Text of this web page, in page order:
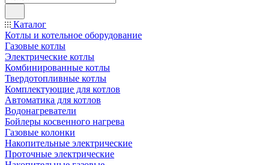
Каталог
Котлы и котельное оборудование
Газовые котлы
Электрические котлы
Комбинированные котлы
Твердотопливные котлы
Комплектующие для котлов
Автоматика для котлов
Водонагреватели
Бойлеры косвенного нагрева
Газовые колонки
Накопительные электрические
Проточные электрические